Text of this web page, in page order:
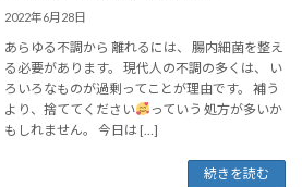
2022年6月28日
あらゆる不調から 離れるには、 腸内細菌を整え
る必要があります。 現代人の不調の多くは、 い
ろいろなものが過剰ってことが理由です。 補う
より、捨ててください
っていう 処方が多いか
もしれません。 今日は […]
続きを読む